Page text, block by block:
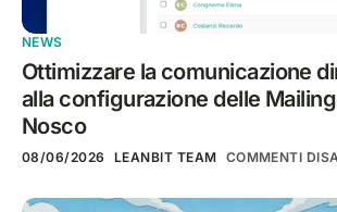
NEWS
Ottimizzare la comunicazione
alla configurazione delle Mailing
Nosco
08/06/2026 LEANBIT TEAM COMMENTI